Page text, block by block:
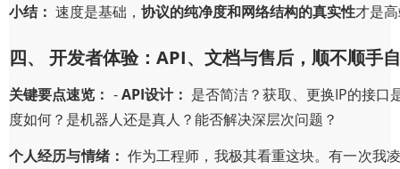
小结： 速度是基础， 协议的纯净度和网络结构的真实性才是
四、 开发者体验：API、文档与售后，顺不顺手
关键要点速览： -API设计： 是否简洁？获取、更换IP的接口
度如何？是机器人还是真人？能否解决深层次问题？
个人经历与情绪： 作为工程师，我极其看重这块。有一次我